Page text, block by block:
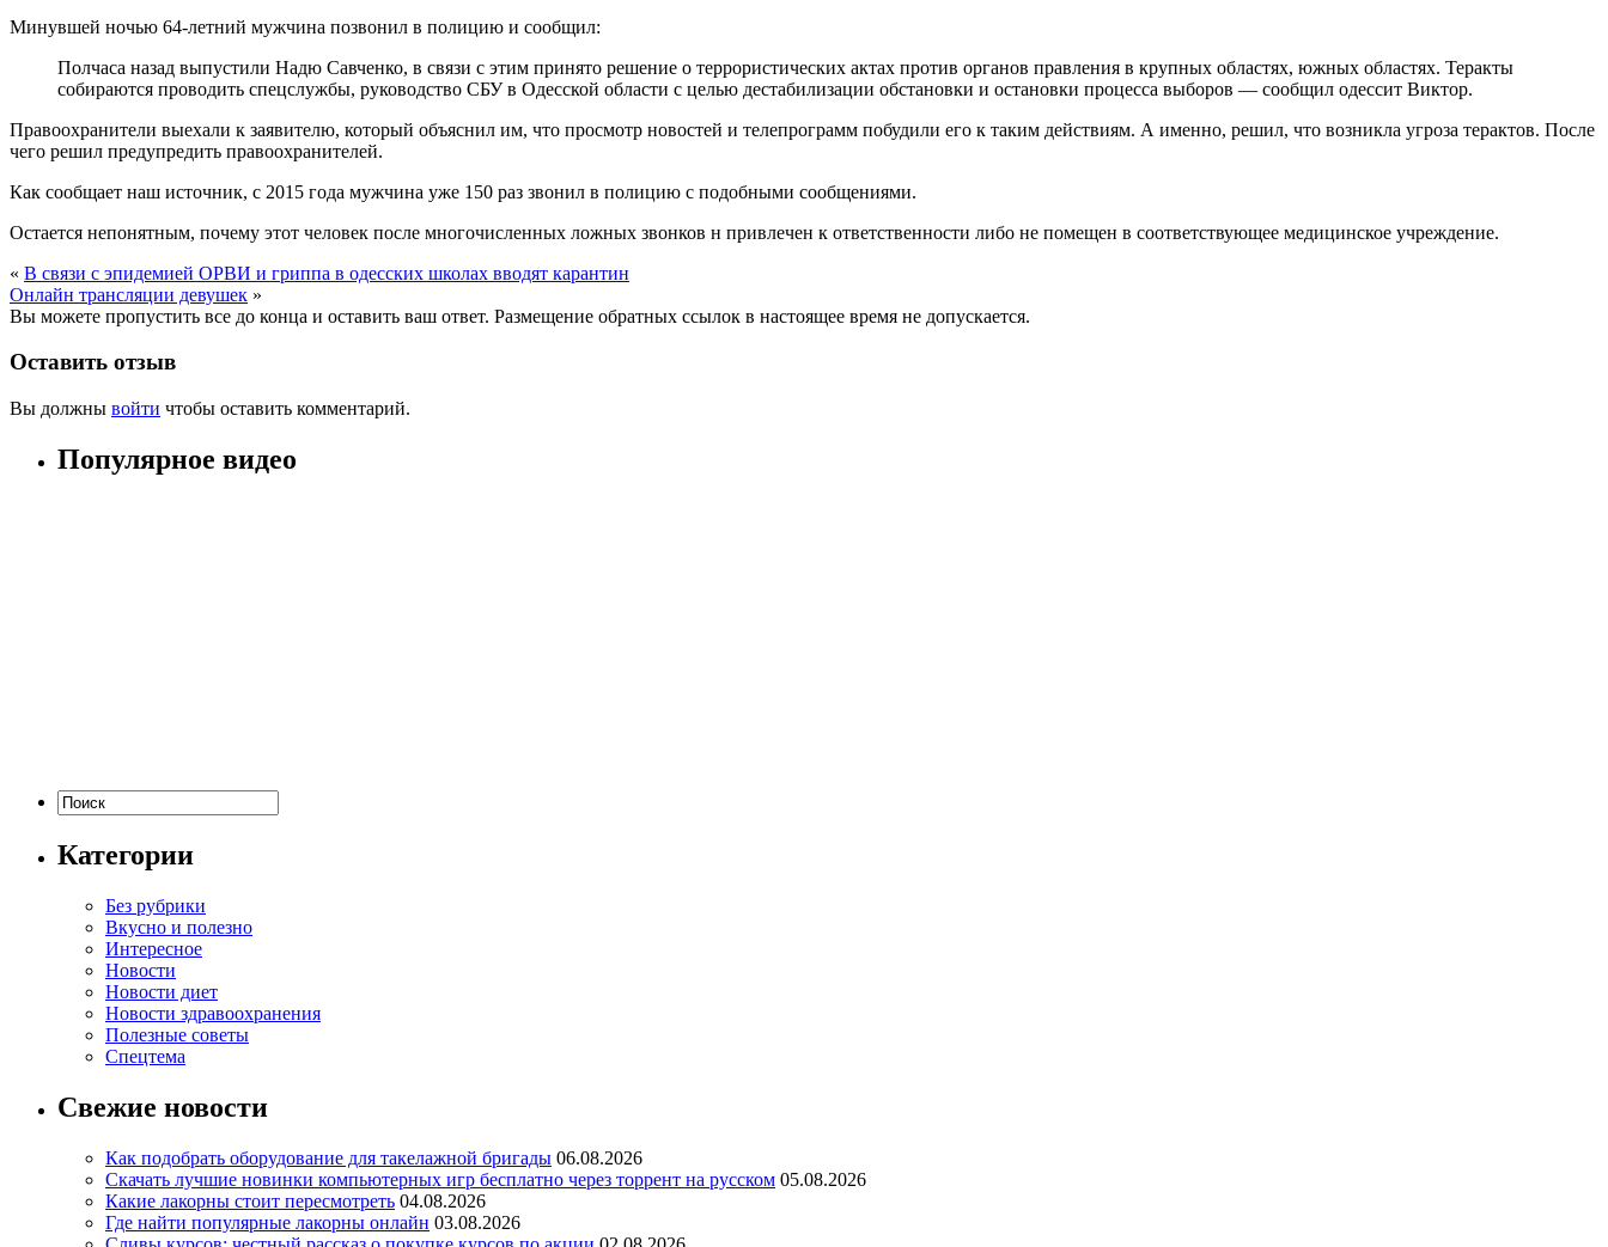
Минувшей ночью 64-летний мужчина позвонил в полицию и сообщил:
Полчаса назад выпустили Надю Савченко, в связи с этим принято решение о террористических актах против органов правления в крупных областях, южных областях. Теракты
собираются проводить спецслужбы, руководство СБУ в Одесской области с целью дестабилизации обстановки и остановки процесса выборов — сообщил одессит Виктор.
Правоохранители выехали к заявителю, который объяснил им, что просмотр новостей и телепрограмм побудили его к таким действиям. А именно, решил, что возникла угроза терактов. После
чего решил предупредить правоохранителей.
Как сообщает наш источник, с 2015 года мужчина уже 150 раз звонил в полицию с подобными сообщениями.
Остается непонятным, почему этот человек после многочисленных ложных звонков н привлечен к ответственности либо не помещен в соответствующее медицинское учреждение.
« В связи с эпидемией ОРВИ и гриппа в одесских школах вводят карантин
Онлайн трансляции девушек »
Вы можете пропустить все до конца и оставить ваш ответ. Размещение обратных ссылок в настоящее время не допускается.
Оставить отзыв
Вы должны войти чтобы оставить комментарий.
Популярное видео
Категории
Без рубрики
Вкусно и полезно
Интересное
Новости
Новости диет
Новости здравоохранения
Полезные советы
Спецтема
Свежие новости
Как подобрать оборудование для такелажной бригады 06.08.2026
Скачать лучшие новинки компьютерных игр бесплатно через торрент на русском 05.08.2026
Какие лакорны стоит пересмотреть 04.08.2026
Где найти популярные лакорны онлайн 03.08.2026